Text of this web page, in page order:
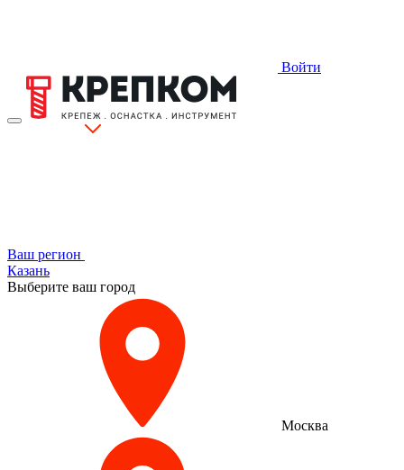
Войти
Ваш регион
Казань
Выберите ваш город
Москва